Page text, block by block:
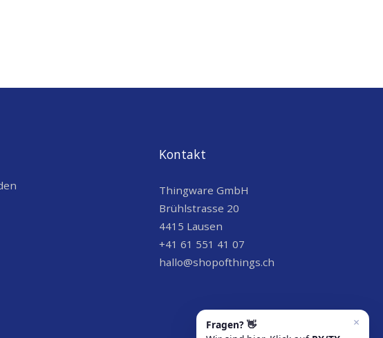
Kontakt
Thingware GmbH
Brühlstrasse 20
4415 Lausen
+41 61 551 41 07
hallo@shopofthings.ch